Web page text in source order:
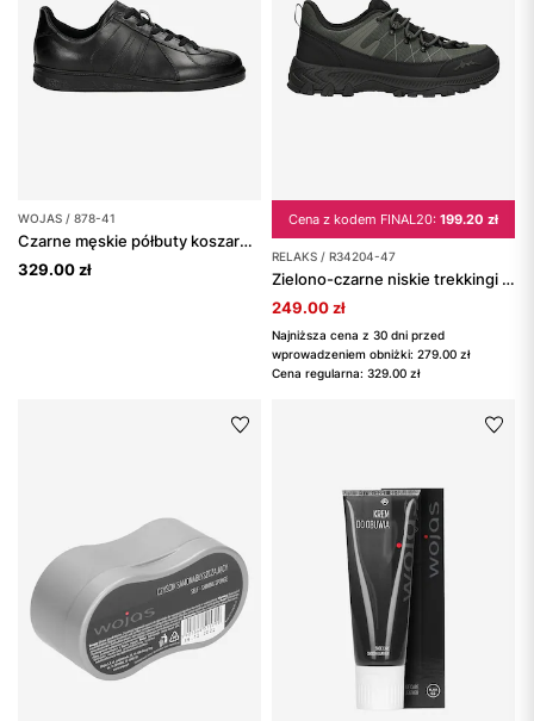
WOJAS / 878-41
Czarne męskie półbuty koszarowe
329.00 zł
Cena z kodem FINAL20: 199.20 zł
RELAKS / R34204-47
Zielono-czarne niskie trekkingi męskie RELAKS z membraną nano-TEX™
249.00 zł
Najniższa cena z 30 dni przed
wprowadzeniem obniżki: 279.00 zł
Cena regularna: 329.00 zł